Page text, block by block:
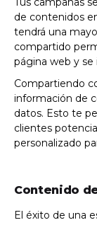
de contenidos
tendrá una
compartido
página web y
Compartiendo
información de
datos. Esto te
clientes
personalizado
Contenido
El éxito de una